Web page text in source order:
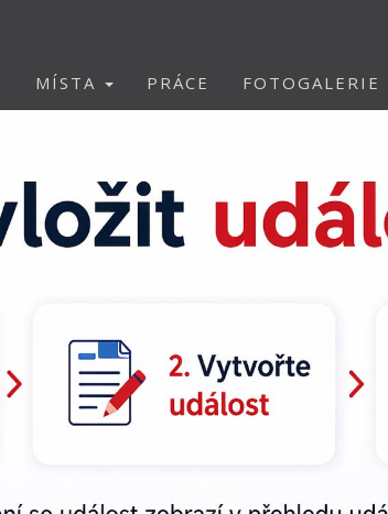
MÍSTA PRÁCE FOTOGALERIE